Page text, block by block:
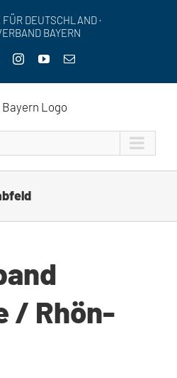
DEUTSCHLAND ·
BAYERN
InstagramYouTube
E-
/ Rhön-